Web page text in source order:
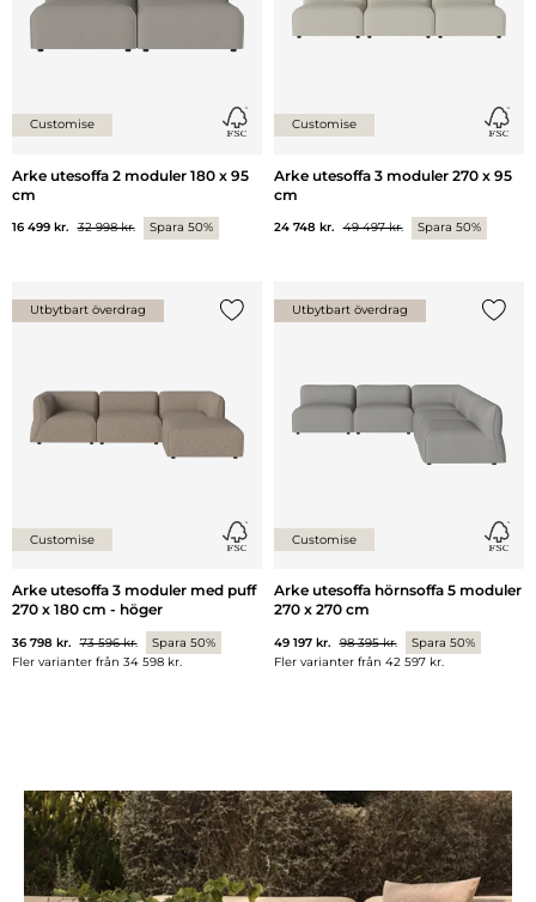
Customise
Arke utesoffa 2 moduler 180 x 95
cm
16 499 kr. 32 998 kr. Spara 50%
Customise
Arke utesoffa 3 moduler 270 x 95
cm
24 748 kr. 49 497 kr. Spara 50%
Utbytbart överdrag
Customise
Arke utesoffa 3 moduler med puff
270 x 180 cm - höger
36 798 kr. 73 596 kr.
Spara 50%
Fler varianter från 34 598 kr.
Utbytbart överdrag
Customise
Arke utesoffa hörnsoffa 5 moduler
270 x 270 cm
49 197 kr. 98 395 kr.
Spara 50%
Fler varianter från 42 597 kr.